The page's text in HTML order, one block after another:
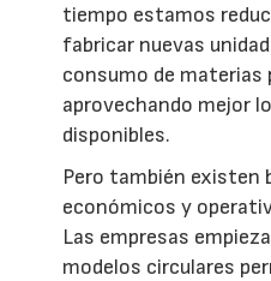
tiempo estamos
fabricar nuevas
consumo de materias
aprovechando mejor
disponibles.
Pero también existen
económicos y
Las empresas
modelos circulares